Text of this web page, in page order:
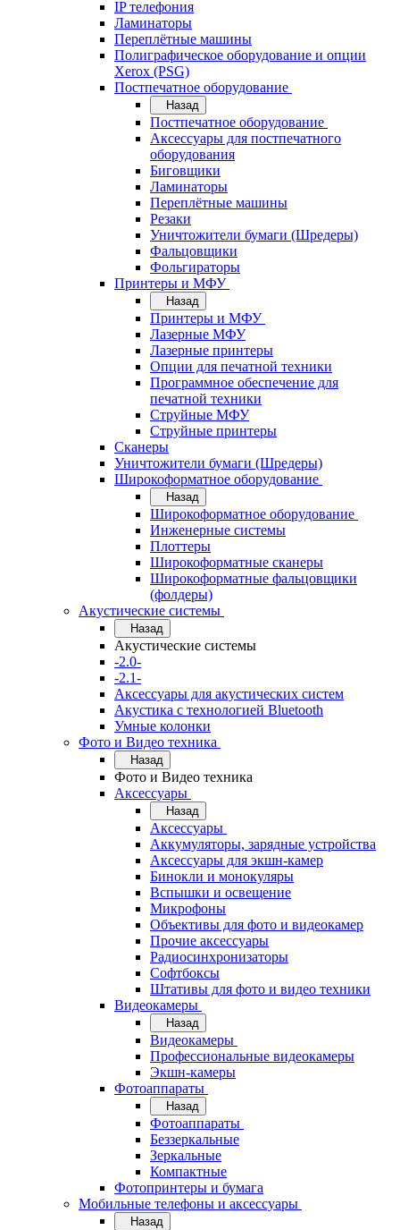
IP телефония
Ламинаторы
Переплётные машины
Полиграфическое оборудование и опции
Xerox (PSG)
Постпечатное оборудование
Назад
Постпечатное оборудование
Аксессуары для постпечатного
оборудования
Биговщики
Ламинаторы
Переплётные машины
Резаки
Уничтожители бумаги (Шредеры)
Фальцовщики
Фольгираторы
Принтеры и МФУ
Назад
Принтеры и МФУ
Лазерные МФУ
Лазерные принтеры
Опции для печатной техники
Программное обеспечение для
печатной техники
Струйные МФУ
Струйные принтеры
Сканеры
Уничтожители бумаги (Шредеры)
Широкоформатное оборудование
Назад
Широкоформатное оборудование
Инженерные системы
Плоттеры
Широкоформатные сканеры
Широкоформатные фальцовщики
(фолдеры)
Акустические системы
Назад
Акустические системы
-2.0-
-2.1-
Аксессуары для акустических систем
Акустика с технологией Bluetooth
Умные колонки
Фото и Видео техника
Назад
Фото и Видео техника
Аксессуары
Назад
Аксессуары
Аккумуляторы, зарядные устройства
Аксессуары для экшн-камер
Бинокли и монокуляры
Вспышки и освещение
Микрофоны
Объективы для фото и видеокамер
Прочие аксессуары
Радиосинхронизаторы
Софтбоксы
Штативы для фото и видео техники
Видеокамеры
Назад
Видеокамеры
Профессиональные видеокамеры
Экшн-камеры
Фотоаппараты
Назад
Фотоаппараты
Беззеркальные
Зеркальные
Компактные
Фотопринтеры и бумага
Мобильные телефоны и аксессуары
Назад